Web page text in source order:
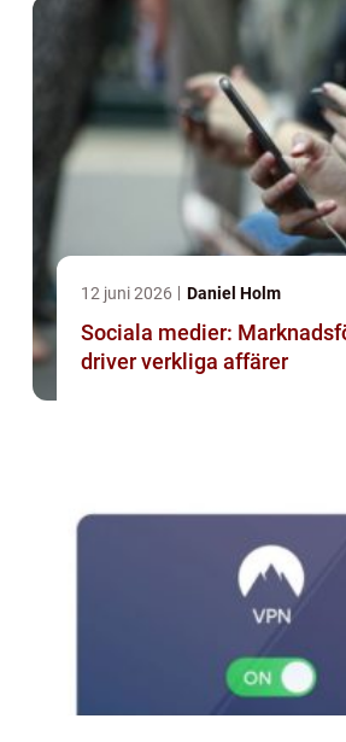
12 juni 2026 Daniel Holm
Sociala medier:
driver verkliga affärer